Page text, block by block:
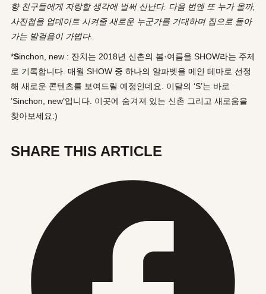
향 친구들에게 자랑할 생각에 벌써 신난다. 다음 번엔 또 누가 올까,
사진첩을 업데이트 시켜줄 새로운 누군가를 기대하며 집으로 돌아
가는 발걸음이 가볍다.
*Sinchon, new : 잔치는 2018년 신촌의 봄·여름을 SHOW라는 주제
로 기록합니다. 매월 SHOW 중 하나의 알파벳을 메인 테마로 선정
해 새로운 콘텐츠를 보여드릴 예정인데요. 이달의 ‘S’는 바로
’Sinchon, new’입니다. 이곳에 숨겨져 있는 신촌 그리고 새로움을
찾아보세요:)
SHARE THIS ARTICLE